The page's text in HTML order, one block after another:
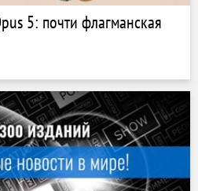
5: почти флагманская